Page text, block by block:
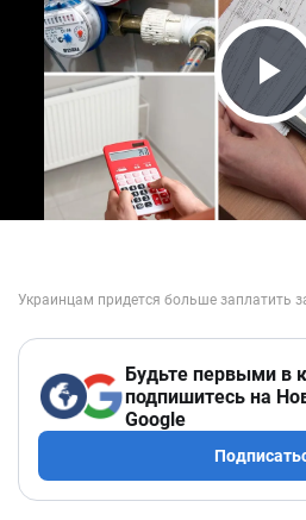
Будьте первыми в
подпишитесь на
Google